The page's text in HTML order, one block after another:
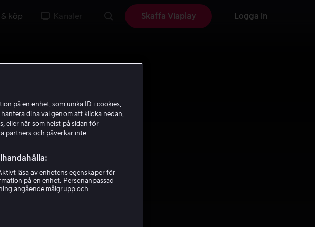
& köp Kanaler Skaffa Viaplay Logga in
på en enhet, som unika ID i cookies,
dina val genom att klicka nedan,
eller när som helst på sidan för
partners och påverkar inte
läsa av enhetens egenskaper för
på en enhet. Personanpassad
angående målgrupp och